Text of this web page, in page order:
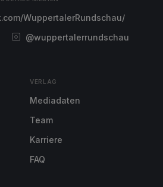
WuppertalerRundschau/
@wuppertalerrundschau
VERLAG
Mediadaten
Team
Karriere
FAQ